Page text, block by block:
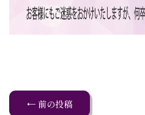
← 前の投稿